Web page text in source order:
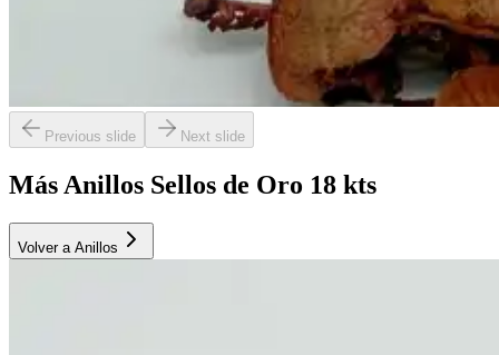
Previous slide Next slide
Más Anillos Sellos de Oro 18 kts
Volver a Anillos